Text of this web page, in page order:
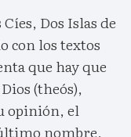
Dos Islas de
con los textos
que hay que
(theós),
opinión, el
nombre,